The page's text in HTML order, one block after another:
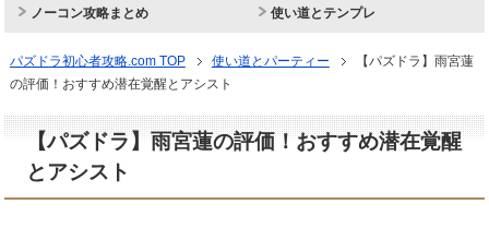
ノーコン攻略まとめ 使い道とテンプレ
パズドラ初心者攻略.com TOP 使い道とパーティー
【パズドラ】雨宮蓮
の評価！おすすめ潜在覚醒とアシスト
【パズドラ】雨宮蓮の評価！おすすめ潜在覚醒
とアシスト